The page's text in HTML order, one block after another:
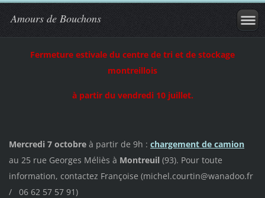
Amours de Bouchons
Fermeture estivale du centre de tri et de stockage
montreillois
à partir du vendredi 10 juillet.
Mercredi 7 octobreà partir de 9h : chargement de camion
au 25 rue Georges Méliès à Montreuil (93). Pour toute
information, contactez Françoise (michel.courtin@wanadoo.fr
/ 06 62 57 57 91)